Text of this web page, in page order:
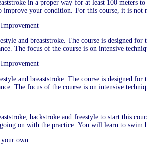
in a proper way for at least 100 meters
your condition. For this course, it is not
and breaststroke. The course is designed
The focus of the course is on intensive
and breaststroke. The course is designed
The focus of the course is on intensive
backstroke and freestyle to start this
on with the practice. You will learn to swim
own: